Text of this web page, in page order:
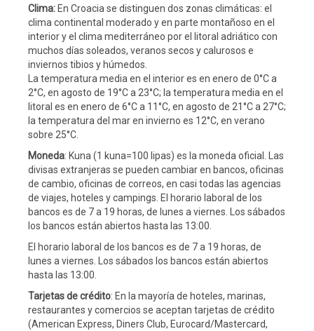
Clima: En Croacia se distinguen dos zonas climáticas: el
clima continental moderado y en parte montañoso en el
interior y el clima mediterráneo por el litoral adriático con
muchos días soleados, veranos secos y calurosos e
inviernos tibios y húmedos.
La temperatura media en el interior es en enero de 0°C a
2°C, en agosto de 19°C a 23°C; la temperatura media en el
litoral es en enero de 6°C a 11°C, en agosto de 21°C a 27°C;
la temperatura del mar en invierno es 12°C, en verano
sobre 25°C.
Moneda: Kuna (1 kuna=100 lipas) es la moneda oficial. Las
divisas extranjeras se pueden cambiar en bancos, oficinas
de cambio, oficinas de correos, en casi todas las agencias
de viajes, hoteles y campings. El horario laboral de los
bancos es de 7 a 19 horas, de lunes a viernes. Los sábados
los bancos están abiertos hasta las 13:00.
El horario laboral de los bancos es de 7 a 19 horas, de
lunes a viernes. Los sábados los bancos están abiertos
hasta las 13:00.
Tarjetas de crédito: En la mayoría de hoteles, marinas,
restaurantes y comercios se aceptan tarjetas de crédito
(American Express, Diners Club, Eurocard/Mastercard,